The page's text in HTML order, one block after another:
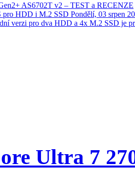
AS6702T v2 – TEST a RECENZE
pro HDD i M.2 SSD Pondělí, 03 srpen
verzi pro dva HDD a 4x M.2 SSD je
Ultra 7